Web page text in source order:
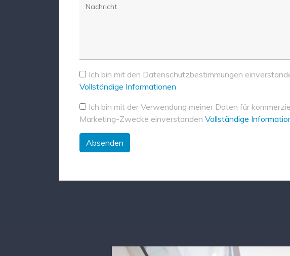
Ich bin mit den Datenschutzbestimmungen
Vollständige Informationen
Ich bin mit der Verwendung meiner Daten für
Marketing-Zwecke einverstanden Vollständige